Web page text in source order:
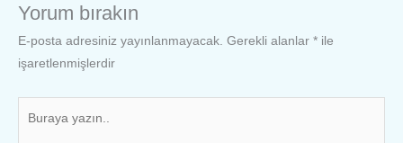
Yorum bırakın
E-posta adresiniz yayınlanmayacak. Gerekli alanlar * ile
işaretlenmişlerdir